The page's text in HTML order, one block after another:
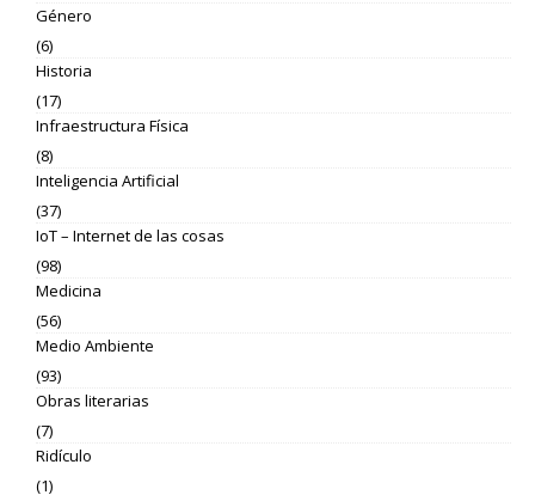
Género
(6)
Historia
(17)
Infraestructura Física
(8)
Inteligencia Artificial
(37)
IoT – Internet de las cosas
(98)
Medicina
(56)
Medio Ambiente
(93)
Obras literarias
(7)
Ridículo
(1)